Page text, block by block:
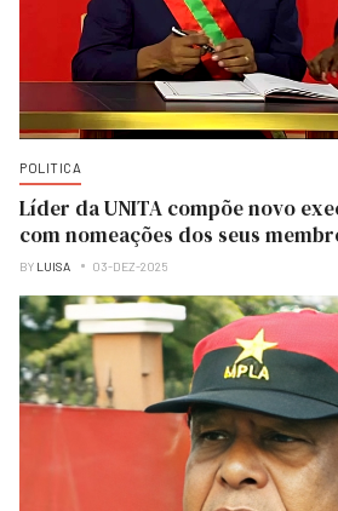
POLITICA
Líder da UNITA compõe novo
com nomeações dos seus
BY LUISA 03-DEZ-2025